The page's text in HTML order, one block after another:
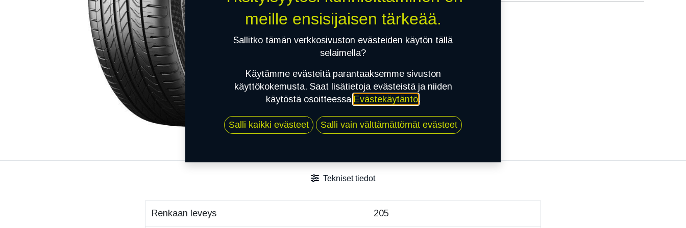
Jaa
Tekniset tiedot
Renkaan leveys 205
meille ensisijaisen tärkeää.
Sallitko tämän verkkosivuston evästeiden käytön tällä
selaimella?
Käytämme evästeitä parantaaksemme sivuston
käyttökokemusta. Saat lisätietoja evästeistä ja niiden
käytöstä osoitteessa Evästekäytäntö.
Salli kaikki evästeet Salli vain välttämättömät evästeet